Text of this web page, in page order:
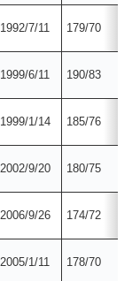
1992/7/11 179/70
1999/6/11 190/83
1999/1/14 185/76
2002/9/20 180/75
2006/9/26 174/72
2005/1/11 178/70